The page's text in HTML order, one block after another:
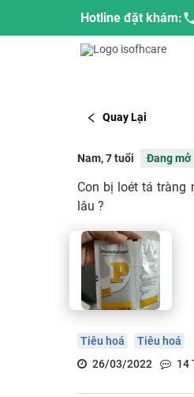
Hotline đặt khám:
Quay Lại
Nam, 7 tuổi Đang mở
Con bị loét tá tràng
lâu ?
Tiêu hoá
Tiêu hoá
26/03/2022
14